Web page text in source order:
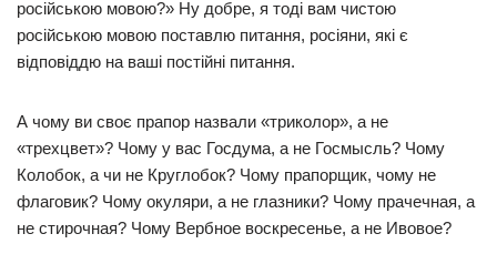
російською мовою?» Ну добре, я тоді вам чистою
російською мовою поставлю питання, росіяни, які є
відповіддю на ваші постійні питання.
А чому ви своє прапор назвали «триколор», а не
«трехцвет»? Чому у вас Госдума, а не Госмысль? Чому
Колобок, а чи не Круглобок? Чому прапорщик, чому не
флаговик? Чому окуляри, а не глазники? Чому прачечная, а
не стирочная? Чому Вербное воскресенье, а не Ивовое?